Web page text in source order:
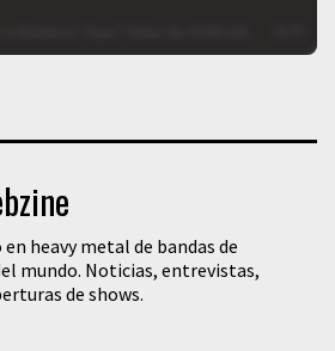
heavy metal de bandas de
mundo. Noticias, entrevistas,
de shows.